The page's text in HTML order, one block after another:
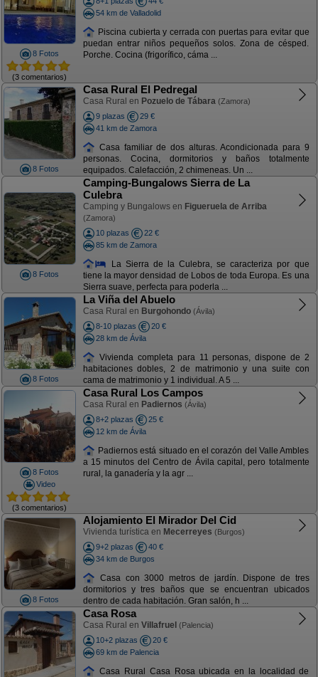
8 Fotos
(3 comentarios)
54 km de Valladolid
Piscina cubierta y cerrada con puertas para evitar que
puedan entrar niños pequeños solos. Zona de césped.
Porche. Cocina (frigorífico, cáma ...
8 Fotos
Casa Rural El Pedregal
Casa Rural en Pozuelo de Tábara (Zamora)
9 plazas
29 €
41 km de Zamora
Casa familiar de dos alturas. Acondicionada para 9
personas. Cocina, dormitorios y baños totalmente
equipados. Calefacción, 2 chimeneas. Un ...
8 Fotos
Camping-Bungalows Sierra de La
Culebra
Camping y Bungalows en Figueruela de Arriba
(Zamora)
10 plazas
22 €
85 km de Zamora
La Sierra de la Culebra, se caracteriza por que
tiene la mayor densidad de Lobos de toda Europa. Es una
Sierra suave, perfecta para poderla ...
8 Fotos
La Viña del Abuelo
Casa Rural en Burgohondo (Ávila)
8-10 plazas
20 €
28 km de Ávila
Vivienda completa para 11 personas, dispone de 2
habitaciones dobles, 2 de matrimonio y una suite con
cama de matrimonio y 1 individual. A 5 ...
8 Fotos
Video
(3 comentarios)
Casa Rural Los Campos
Casa Rural en Padiernos (Ávila)
8+2 plazas
25 €
12 km de Ávila
Padiernos está situado en el corazón del Valle Ambles
a 15 minutos del Centro de Ávila capital, pero totalmente
rural, la ganadería y la agr ...
8 Fotos
Alojamiento El Mirador Del Cid
Vivienda turística en Mecerreyes (Burgos)
9+2 plazas
40 €
34 km de Burgos
Casa con 3000 metros de jardín. Dispone de tres
dormitorios y tres baños que se encuentran ubicados
dentro de cada habitación. Gran salón, h ...
Casa Rosa
Casa Rural en Villafruel (Palencia)
10+2 plazas
20 €
69 km de Palencia
Casa Rural Casa Rosa ubicada en la localidad de